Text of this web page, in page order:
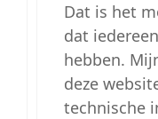
Dat is het
dat
hebben.
deze
technische